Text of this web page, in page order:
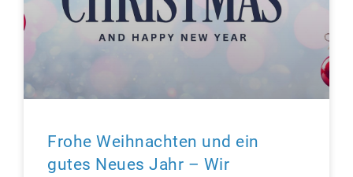
Frohe Weihnachten und ein
gutes Neues Jahr – Wir